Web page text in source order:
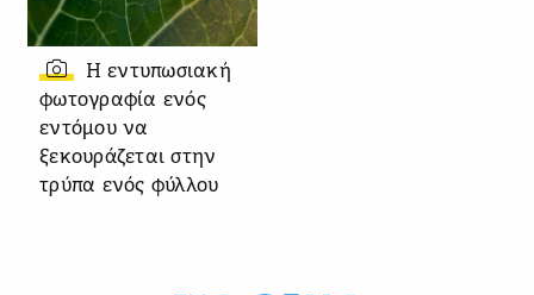
Η εντυπωσιακή
φωτογραφία ενός
εντόμου να
ξεκουράζεται στην
τρύπα ενός φύλλου